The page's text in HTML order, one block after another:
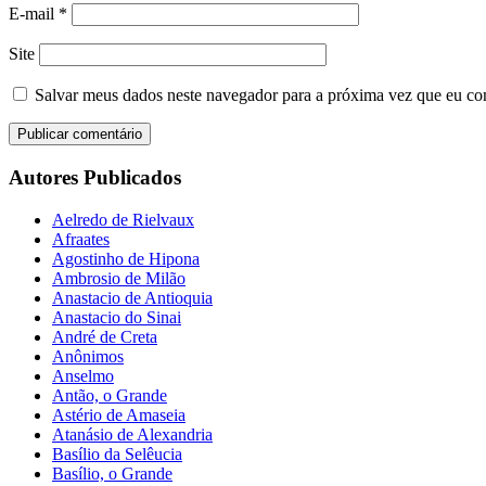
E-mail *
Site
Salvar meus dados neste navegador para a próxima vez que eu
Autores Publicados
Aelredo de Rielvaux
Afraates
Agostinho de Hipona
Ambrosio de Milão
Anastacio de Antioquia
Anastacio do Sinai
André de Creta
Anônimos
Anselmo
Antão, o Grande
Astério de Amaseia
Atanásio de Alexandria
Basílio da Selêucia
Basílio, o Grande